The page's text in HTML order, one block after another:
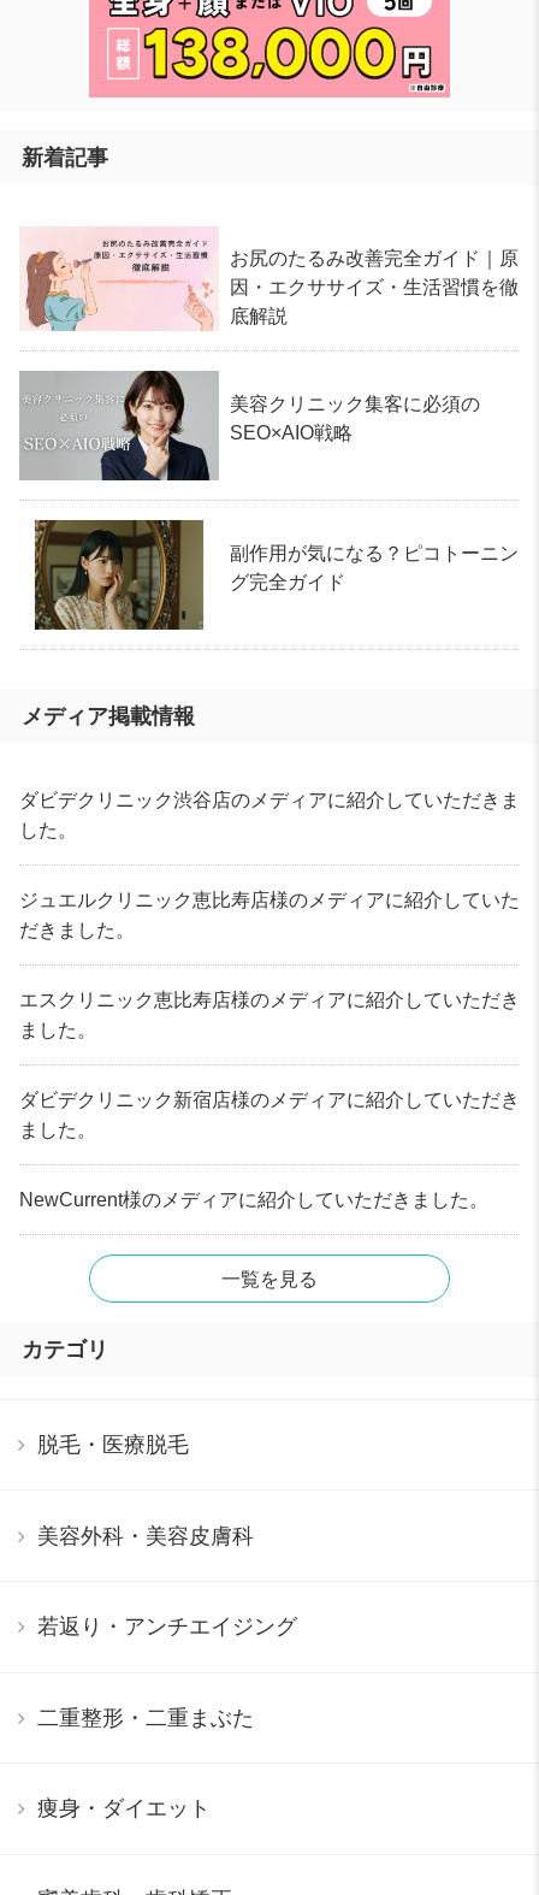
新着記事
お尻のたるみ改善完全ガイド｜原
因・エクササイズ・生活習慣を徹
底解説
美容クリニック集客に必須の
SEO×AIO戦略
副作用が気になる？ピコトーニン
グ完全ガイド
メディア掲載情報
ダビデクリニック渋谷店のメディアに紹介していただきま
した。
ジュエルクリニック恵比寿店様のメディアに紹介していた
だきました。
エスクリニック恵比寿店様のメディアに紹介していただき
ました。
ダビデクリニック新宿店様のメディアに紹介していただき
ました。
NewCurrent様のメディアに紹介していただきました。
一覧を見る
カテゴリ
脱毛・医療脱毛
美容外科・美容皮膚科
若返り・アンチエイジング
二重整形・二重まぶた
痩身・ダイエット